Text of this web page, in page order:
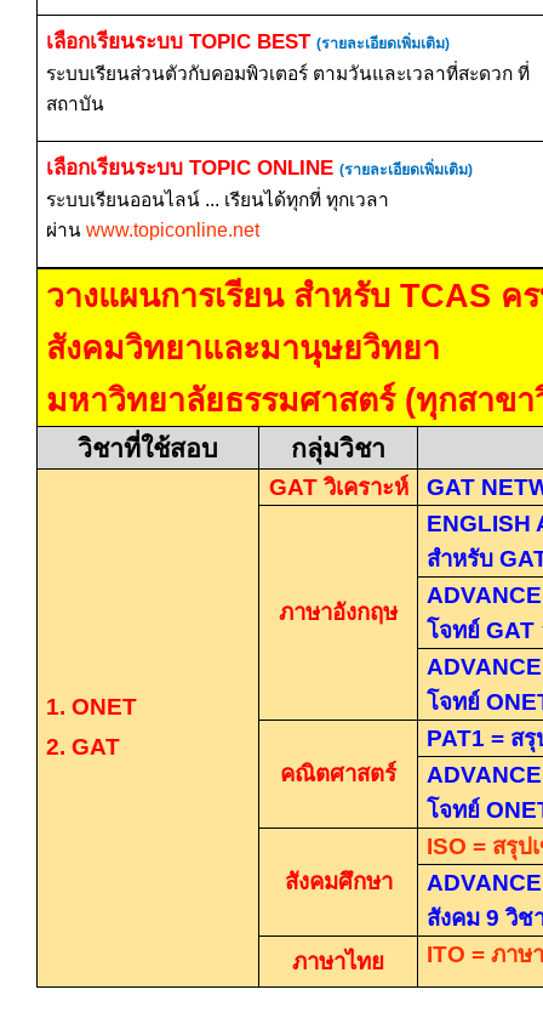
เลือกเรียนระบบTOPIC BEST (รายละเอียดเพิ่มเติม)
ระบบเรียนส่วนตัวกับคอมพิวเตอร์ ตามวันและเวลาที่สะดวก ที่
สถาบัน
เลือกเรียนระบบTOPIC ONLINE (รายละเอียดเพิ่มเติม)
ระบบเรียนออนไลน์ ... เรียนได้ทุกที่ ทุกเวลา
ผ่านwww.topiconline.net
วางแผนการเรียน สำหรับTCAS ค
สังคมวิทยาและมานุษยวิทยา
มหาวิทยาลัยธรรมศาสตร์ (ทุกสาขา
วิชาที่ใช้สอบ กลุ่มวิชา
1. ONET
2. GAT
GATวิเคราะห์ GAT
ภาษาอังกฤษ
ENGLISH
สำหรับ
โจทย์GAT
โจทย์
คณิตศาสตร์
PAT1 = ส
โจทย์
สังคมศึกษา
ISO = สรุป
สังคม9วิช
ภาษาไทย
ITO =ภาษ